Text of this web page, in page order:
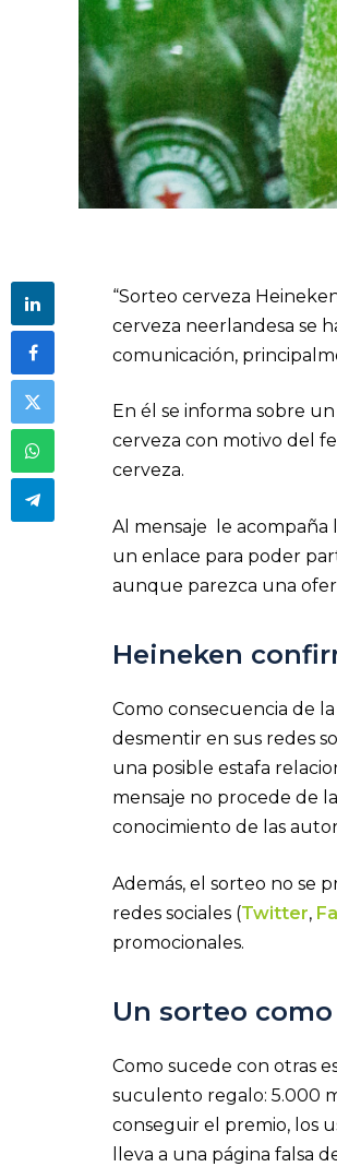
“Sorteo cerveza
cerveza neerlandesa se
comunicación,
En él se informa sobre
cerveza con motivo del
cerveza.
Al mensaje le acompaña
un enlace para poder
aunque parezca una
Heineken
Como consecuencia de
desmentir en sus redes
una posible estafa
mensaje no procede de
conocimiento de las
Además, el sorteo no se
redes sociales (Twitter,
promocionales.
Un sorteo
Como sucede con otras
suculento regalo: 5.000
conseguir el premio, los
lleva a una página falsa